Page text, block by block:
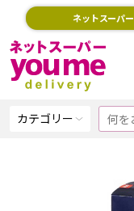
ネットスーパー
カテゴリー